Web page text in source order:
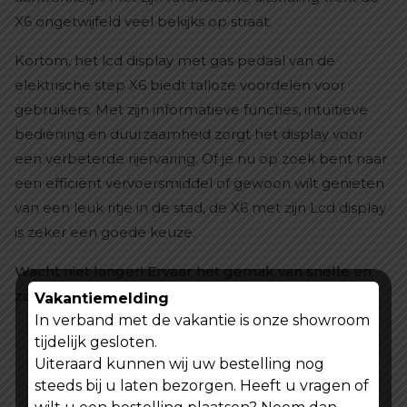
X6 ongetwijfeld veel bekijks op straat.
Kortom, het lcd display met gas pedaal van de
elektrische step X6 biedt talloze voordelen voor
gebruikers. Met zijn informatieve functies, intuïtieve
bediening en duurzaamheid zorgt het display voor
een verbeterde rijervaring. Of je nu op zoek bent naar
een efficiënt vervoersmiddel of gewoon wilt genieten
van een leuk ritje in de stad, de X6 met zijn Lcd display
is zeker een goede keuze.
Wacht niet langer! Ervaar het gemak van snelle en
zorgeloze levering bij Shoppen Voor Iedereen!
Vakantiemelding
In verband met de vakantie is onze showroom
tijdelijk gesloten.
Uiteraard kunnen wij uw bestelling nog
steeds bij u laten bezorgen. Heeft u vragen of